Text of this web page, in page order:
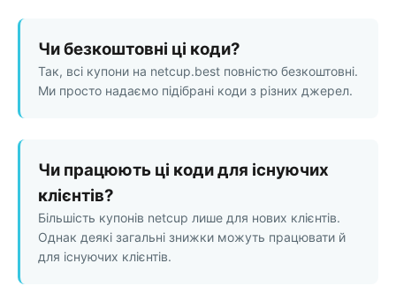
Чи безкоштовні ці коди?
Так, всі купони на netcup.best повністю безкоштовні.
Ми просто надаємо підібрані коди з різних джерел.
Чи працюють ці коди для існуючих
клієнтів?
Більшість купонів netcup лише для нових клієнтів.
Однак деякі загальні знижки можуть працювати й
для існуючих клієнтів.